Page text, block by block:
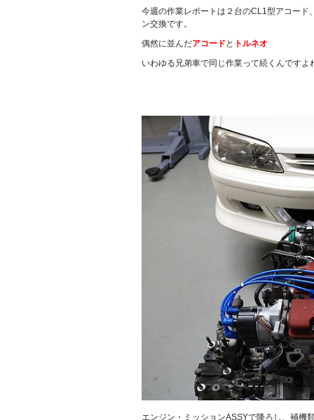
今週の作業レポートは２台のCL1型アコー
ン交換です。
偶然に並んだアコード と トルネオ
いわゆる兄弟車で同じ作業って続くんですよ
エンジン・ミッションASSYで降ろし、補機